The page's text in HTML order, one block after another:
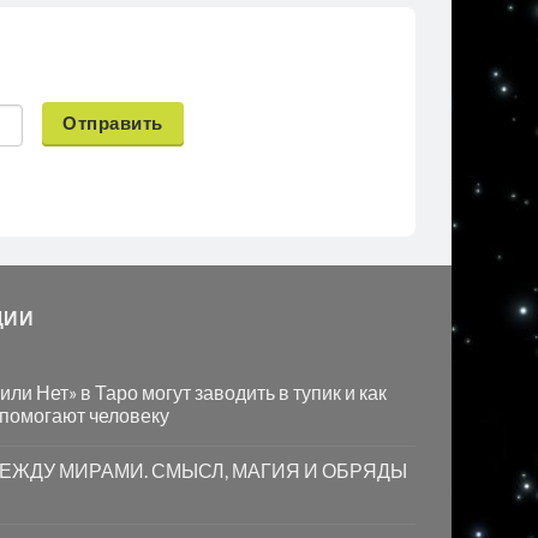
Отправить
Нет» в Таро могут заводить в тупик и как
человеку
МИРАМИ. СМЫСЛ, МАГИЯ И ОБРЯДЫ